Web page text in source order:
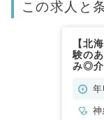
この求人と
【北
験の
み◎介